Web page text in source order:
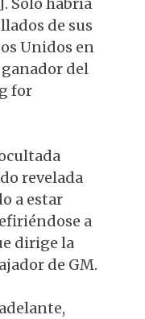
de sus
Unidos en
del
for
revelada
a estar
a
dirige la
de GM.